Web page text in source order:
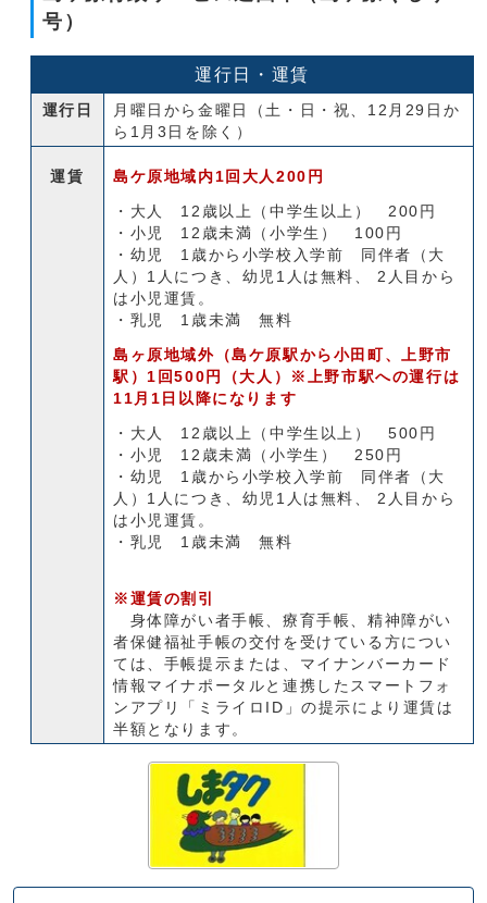
号）
運行日・運賃
運行日
月曜日から金曜日（土・日・祝、12月29日か
ら1月3日を除く）
運賃 島ケ原地域内1回大人200円
・大人 12歳以上（中学生以上） 200円
・小児 12歳未満（小学生） 100円
・幼児 1歳から小学校入学前 同伴者（大
人）1人につき、幼児1人は無料、 2人目から
は小児運賃。
・乳児 1歳未満 無料
島ヶ原地域外（島ケ原駅から小田町、上野市
駅）1回500円（大人）※上野市駅への運行は
11月1日以降になります
・大人 12歳以上（中学生以上） 500円
・小児 12歳未満（小学生） 250円
・幼児 1歳から小学校入学前 同伴者（大
人）1人につき、幼児1人は無料、 2人目から
は小児運賃。
・乳児 1歳未満 無料
※運賃の割引
身体障がい者手帳、療育手帳、精神障がい
者保健福祉手帳の交付を受けている方につい
ては、手帳提示または、マイナンバーカード
情報マイナポータルと連携したスマートフォ
ンアプリ「ミライロID」の提示により運賃は
半額となります。